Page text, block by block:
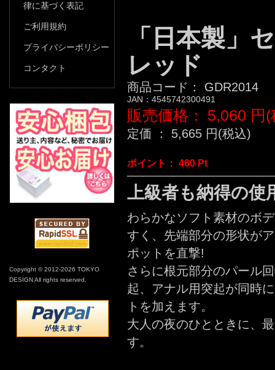
律に基づく表記
ご利用規約
プライバシーポリシー
コンタクト
Copyright © 2012-2026 TOKYO
DESIGN All rights reserved.
「日本製
レッド
商品コード： GDR2014
JAN： 4545742300491
販売価格： 5,060 円
定価 ： 5,665 円(税込)
ポイント： 460 Pt
上級者も納得の使
わらかなソフト素材のボ
すく、先端部分の形状が
ポットを直撃!
さらに根元部分のパール
起、アナル用突起が同時
トを加えます。
大人の夜のひとときに、
す。